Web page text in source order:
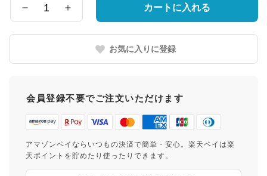
県
量
カートに入れる
お気に入りに登録
会員登録不要でご注文いただけます
アマゾンペイならいつもの決済で簡単・安心。楽天ペイは楽
天ポイントを貯めたり使ったりできます。